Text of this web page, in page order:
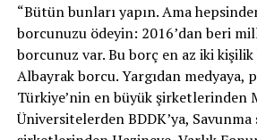
“Bütün bunları yapın. Ama
borcunuzu ödeyin: 2016’dan beri
borcunuz var. Bu borç en az iki
Albayrak borcu. Yargıdan medyaya,
Türkiye’nin en büyük şirketlerinden
Üniversitelerden BDDK’ya, Savunma